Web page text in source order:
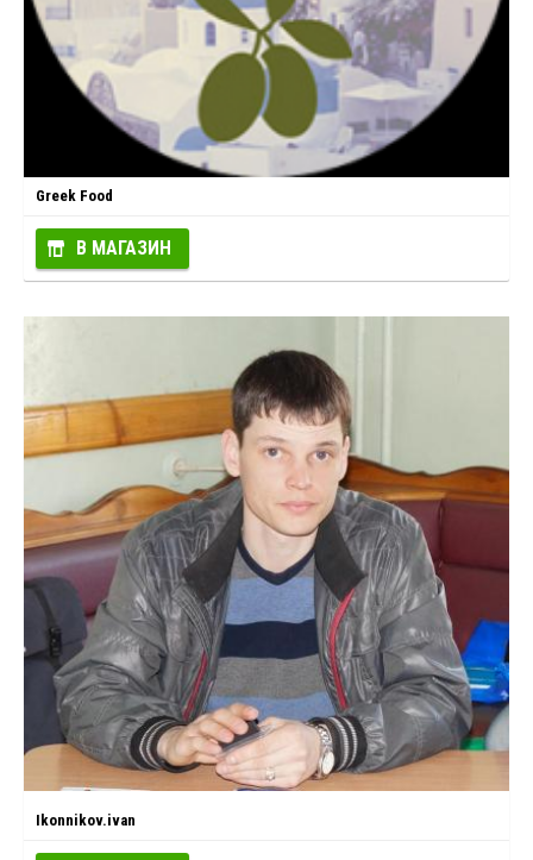
Greek Food
В МАГАЗИН
Ikonnikov.ivan